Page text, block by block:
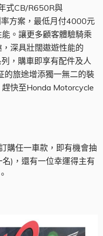
式CB/R650R與
方案，最低月付4000元
。讓更多顧客體驗騎乘
深具壯闊遨遊性能的
，購車即享有配件及人
的旅途增添獨一無二的裝
快至Honda Motorcycle
購任一車款，即有機會抽
)，還有一位幸運得主有